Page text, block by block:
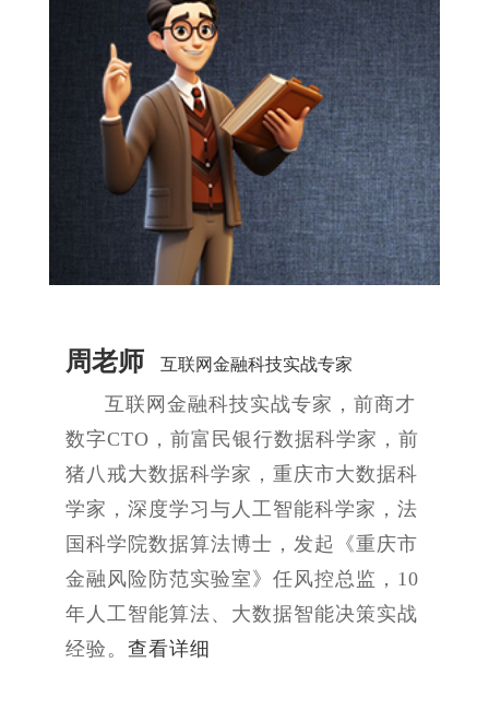
周老师 互联网金融科技实战专家
互联网金融科技实战专家，前商才
数字CTO，前富民银行数据科学家，前
猪八戒大数据科学家，重庆市大数据科
学家，深度学习与人工智能科学家，法
国科学院数据算法博士，发起《重庆市
金融风险防范实验室》任风控总监，10
年人工智能算法、大数据智能决策实战
经验。 查看详细